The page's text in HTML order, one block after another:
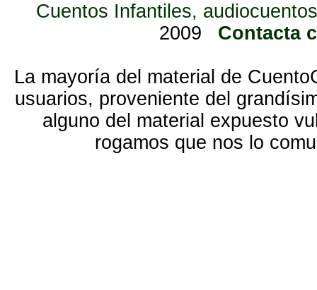
Cuentos Infantiles,
2009
Contacta
La mayoría del material de
usuarios, proveniente del
alguno del material expuesto
rogamos que nos lo